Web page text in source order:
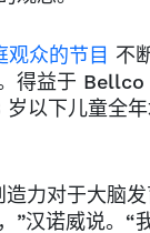
众的节目 不
得益于
以下儿童全
力对于大脑
”汉诺威说。“